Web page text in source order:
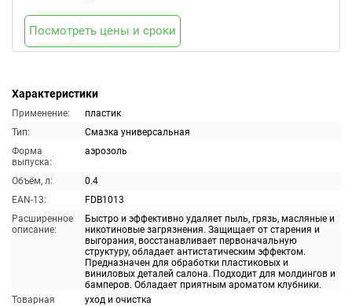
Характеристики
Применение:
пластик
Тип:
Смазка универсальная
Форма
выпуска:
аэрозоль
Объём, л:
0.4
EAN-13:
FDB1013
Расширенное
описание:
Быстро и эффективно удаляет пыль, грязь, масляные и
никотиновые загрязнения. Защищает от старения и
выгорания, восстанавливает первоначальную
структуру, обладает антистатическим эффектом.
Предназначен для обработки пластиковых и
виниловых деталей салона. Подходит для молдингов и
бамперов. Обладает приятным ароматом клубники.
Товарная
уход и очистка
Посмотреть цены и сроки